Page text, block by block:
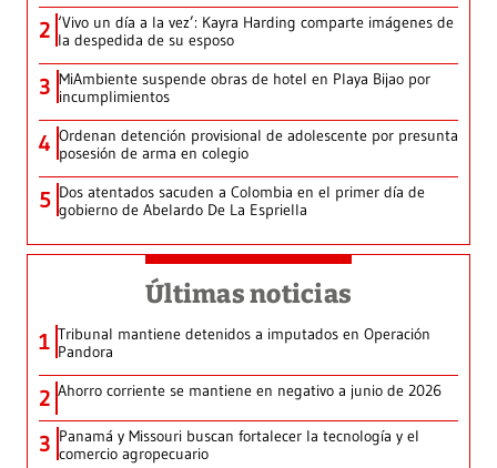
2 ‘Vivo un día a la vez’: Kayra Harding comparte imágenes de
la despedida de su esposo
3 MiAmbiente suspende obras de hotel en Playa Bijao por
incumplimientos
4 Ordenan detención provisional de adolescente por presunta
posesión de arma en colegio
5 Dos atentados sacuden a Colombia en el primer día de
gobierno de Abelardo De La Espriella
Últimas noticias
1 Tribunal mantiene detenidos a imputados en Operación
Pandora
2 Ahorro corriente se mantiene en negativo a junio de 2026
3 Panamá y Missouri buscan fortalecer la tecnología y el
comercio agropecuario